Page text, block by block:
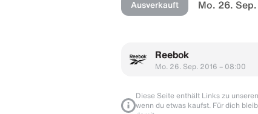
Ausverkauft Mo. 26. Sep.
Reebok
Mo. 26. Sep. 2016 – 08:00
Diese Seite enthält Links zu
wenn du etwas kaufst. Für dich